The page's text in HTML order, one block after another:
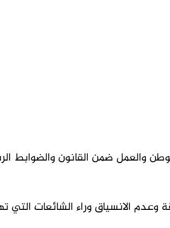
والعمل ضمن القانون والضوابط
وعدم الانسياق وراء الشائعات التي